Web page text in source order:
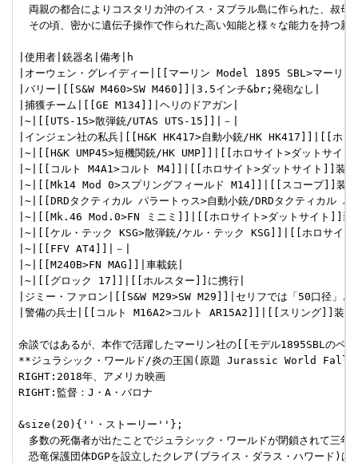
両親の都合によりコスタリカ沖のイス・ヌブラル島に作られた、叔
その頃、密かに遺伝子操作で作られた高い知能と様々な能力を持つ
|使用者|銃器名|備考|h
|オーウェン・グレイディー|[[マーリン Model 1895 SBL>マー
|バリー|[[S&W M460>SW M460]]|3.5インチ&br;発砲なし|
|捕獲チーム|[[GE M134]]|ヘリのドアガン|
|~|[[UTS-15>散弾銃/UTAS UTS-15]]|－|
|インジェン社の私兵|[[H&K HK417>自動小銃/HK HK417]]|[[ホ
|~|[[H&K UMP45>短機関銃/HK UMP]]|[[ホロサイト>ダットサ
|~|[[コルト M4A1>コルト M4]]|[[ホロサイト>ダットサイト]]装
|~|[[Mk14 Mod 0>スプリングフィールド M14]]|[[スコープ]]装
|~|[[DRDタクティカル パラートゥス>自動小銃/DRDタクティカ
|~|[[Mk.46 Mod.0>FN ミニミ]]|[[ホロサイト>ダットサイト]]
|~|[[ケル・テック KSG>散弾銃/ケル・テック KSG]]|[[ホロサイ
|~|[[FFV AT4]]|－|
|~|[[M240B>FN MAG]]|車載銃|
|~|[[グロック 17]]|[[ホルスター]]に携行|
|ジミー・ファロン|[[S&W M29>SW M29]]|セリフでは「50口径」と
|警備の兵士|[[コルト M16A2>コルト AR15A2]]|[[スリング]]装
余談ではあるが、本作で活躍したマーリン社の[[モデル
**ジュラシック・ワールド/炎の王国(原題 Jurassic World
RIGHT:2018年、アメリカ映画
RIGHT:監督：J・A・バロナ
&size(20){''・ストーリー''};
多数の死傷者が出たことでジュラシック・ワールドが閉鎖されて三年
恐竜保護団体DGPを設立したクレア(ブライス・ダラス・ハワード)